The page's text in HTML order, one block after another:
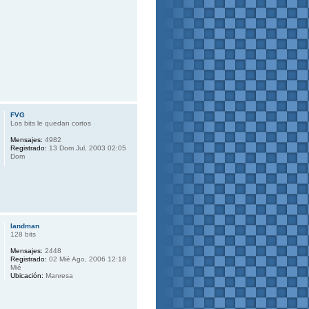
FVG
Los bits le quedan cortos
Mensajes: 4982
Registrado: 13 Dom Jul, 2003 02:05
Dom
landman
128 bits
Mensajes: 2448
Registrado: 02 Mié Ago, 2006 12:18
Mié
Ubicación: Manresa